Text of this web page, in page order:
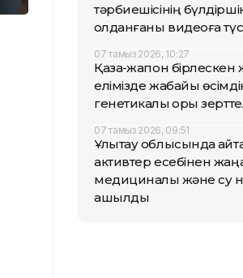
тәрбиешісінің
қолданғаны видеоға
07 тамыз 2026, 10:27
Қазақ-жапон бірлескен
елімізде жабайы
генетикалық қоры
07 тамыз 2026, 09:51
Ұлытау облысында
активтер есебінен
медициналық және су
ашылды